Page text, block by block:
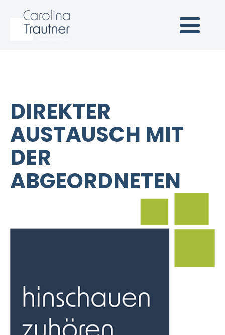
Carolina Trautner
DIREKTER
AUSTAUSCH MIT
DER
ABGEORDNETEN